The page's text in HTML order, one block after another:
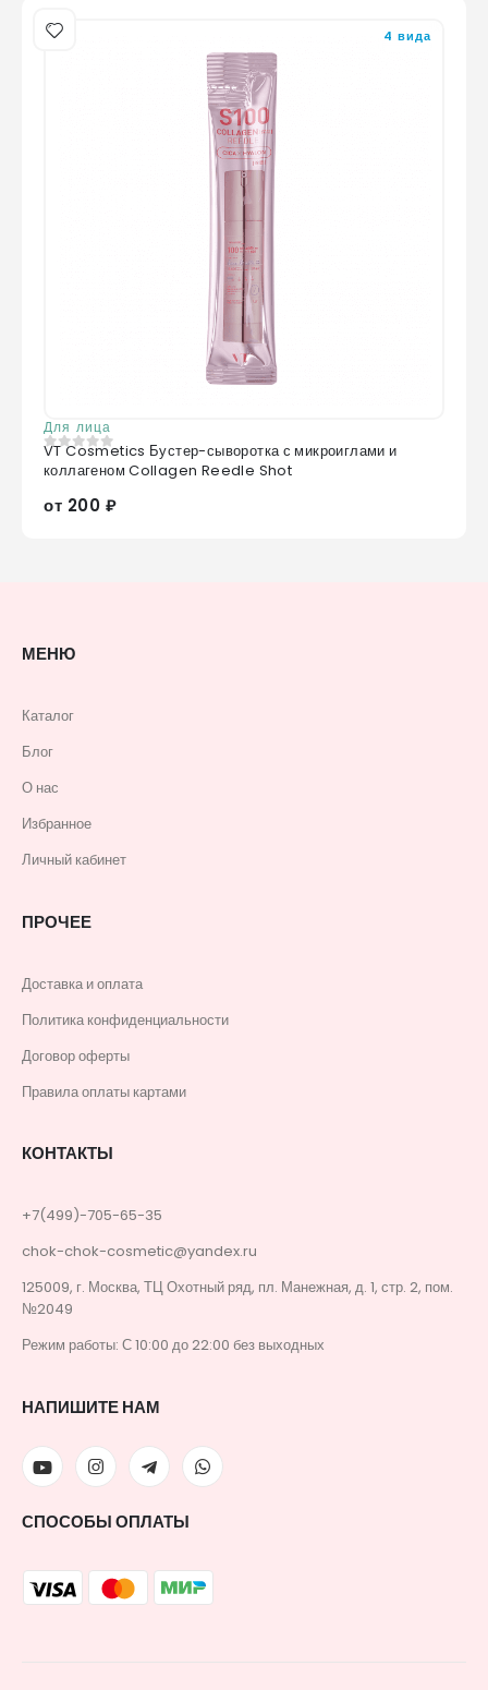
4 вида
Для лица
0 из 5
VT Cosmetics Бустер-сыворотка с микроиглами и
коллагеном Collagen Reedle Shot
от 200 ₽
МЕНЮ
Каталог
Блог
О нас
Избранное
Личный кабинет
ПРОЧЕЕ
Доставка и оплата
Политика конфиденциальности
Договор оферты
Правила оплаты картами
КОНТАКТЫ
+7(499)-705-65-35
chok-chok-cosmetic@yandex.ru
125009, г. Москва, ТЦ Охотный ряд, пл. Манежная, д. 1, стр. 2, пом.
№2049
Режим работы: С 10:00 до 22:00 без выходных
НАПИШИТЕ НАМ
СПОСОБЫ ОПЛАТЫ